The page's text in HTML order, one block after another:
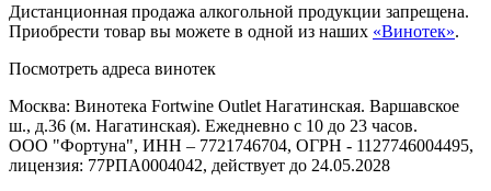
Дистанционная продажа алкогольной продукции запрещена.
Приобрести товар вы можете в одной из наших «Винотек».
Посмотреть адреса винотек
Москва: Винотека Fortwine Outlet Нагатинская. Варшавское
ш., д.36 (м. Нагатинская). Ежедневно с 10 до 23 часов.
ООО "Фортуна", ИНН – 7721746704, ОГРН - 1127746004495,
лицензия: 77РПА0004042, действует до 24.05.2028